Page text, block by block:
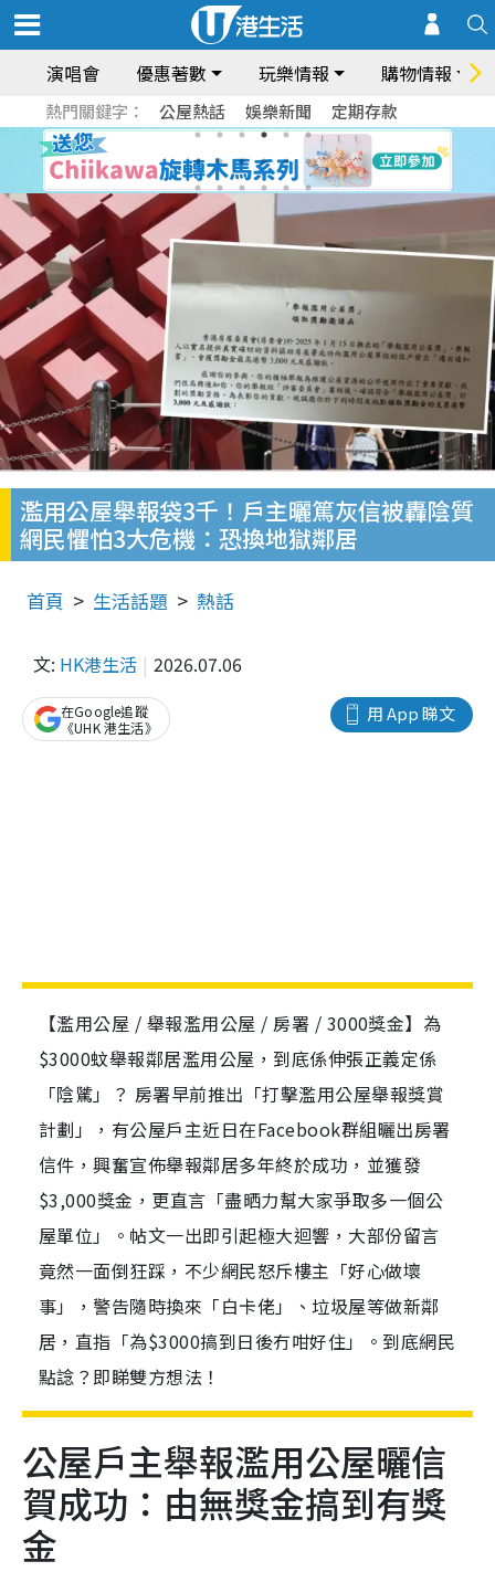
演唱會 優惠著數 玩樂情報 購物情報
熱門關鍵字： 公屋熱話 娛樂新聞 定期存款
濫用公屋舉報袋3千！戶主曬篤灰信被轟陰質
網民懼怕3大危機：恐換地獄鄰居
首頁 生活話題 熱話
文: HK港生活 2026.07.06
用 App 睇文
在Google追蹤
《UHK 港生活》
【濫用公屋 / 舉報濫用公屋 / 房署 / 3000獎金】為
$3000蚊舉報鄰居濫用公屋，到底係伸張正義定係
「陰騭」？ 房署早前推出「打擊濫用公屋舉報獎賞
計劃」，有公屋戶主近日在Facebook群組曬出房署
信件，興奮宣佈舉報鄰居多年終於成功，並獲發
$3,000獎金，更直言「盡晒力幫大家爭取多一個公
屋單位」。帖文一出即引起極大迴響，大部份留言
竟然一面倒狂踩，不少網民怒斥樓主「好心做壞
事」，警告隨時換來「白卡佬」、垃圾屋等做新鄰
居，直指「為$3000搞到日後冇咁好住」。到底網民
點諗？即睇雙方想法！
公屋戶主舉報濫用公屋曬信
賀成功：由無獎金搞到有獎
金